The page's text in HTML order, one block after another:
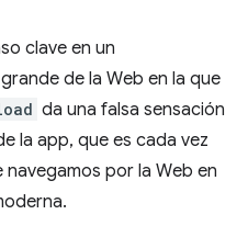
clave en un
de la Web en la que
da una falsa sensación
la app, que es cada vez
por la Web en